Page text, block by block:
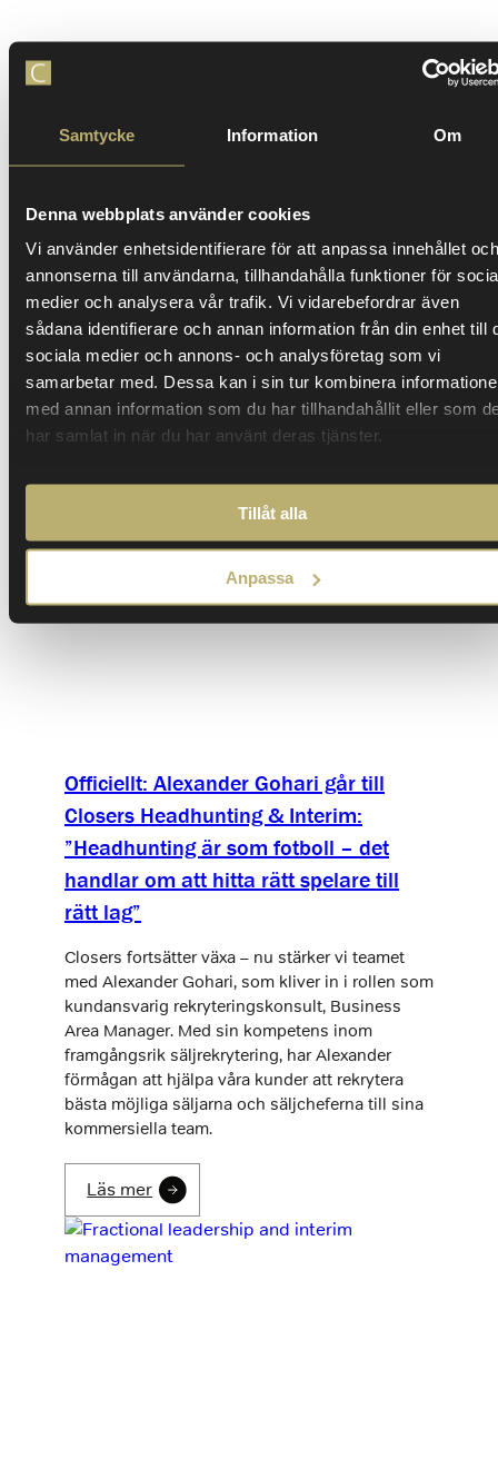
Samtycke Information Om
Denna webbplats använder cookies
Vi använder enhetsidentifierare för att anpassa innehållet och
annonserna till användarna, tillhandahålla funktioner för
medier och analysera vår trafik. Vi vidarebefordrar även
sådana identifierare och annan information från din enhet till
sociala medier och annons- och analysföretag som vi
samarbetar med. Dessa kan i sin tur kombinera
med annan information som du har tillhandahållit eller som
har samlat in när du har använt deras tjänster.
Tillåt alla
Anpassa
Promas Sales Academy krattade
manegen för framgång: William blev
toppsäljare på tre månader
Sales Academy via Closers Headhunting &
Interim, tog karriären fart – snabbt. I dag är han
en av Promas främsta säljare.
Officiellt: Alexander Gohari går till
Closers Headhunting & Interim:
”Headhunting är som fotboll – det
handlar om att hitta rätt spelare till
rätt lag”
Closers fortsätter växa – nu stärker vi teamet
med Alexander Gohari, som kliver in i rollen som
kundansvarig rekryteringskonsult, Business
Area Manager. Med sin kompetens inom
framgångsrik säljrekrytering, har Alexander
förmågan att hjälpa våra kunder att rekrytera
bästa möjliga säljarna och säljcheferna till sina
kommersiella team.
Läs mer